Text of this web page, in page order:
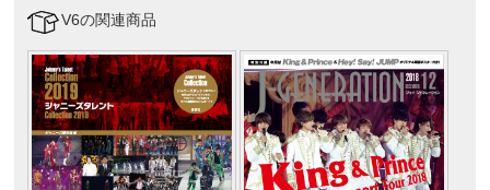
V6の関連商品